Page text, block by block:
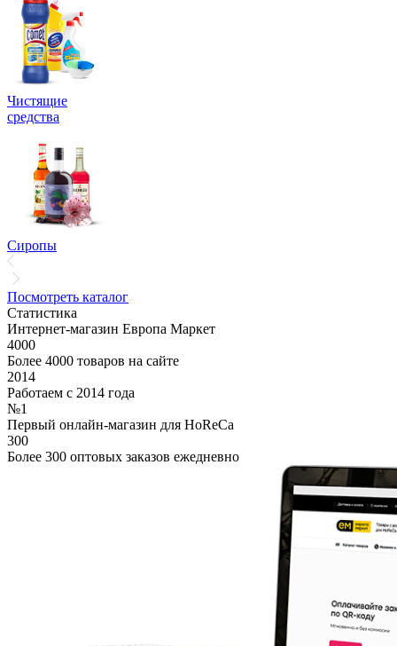
Чистящие
средства
Сиропы
Посмотреть каталог
Статистика
Интернет-магазин Европа Маркет
4000
Более 4000 товаров на сайте
2014
Работаем с 2014 года
№1
Первый онлайн-магазин для HoReCa
300
Более 300 оптовых заказов ежедневно